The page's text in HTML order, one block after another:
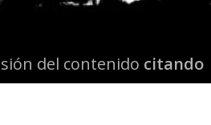
del contenido citando